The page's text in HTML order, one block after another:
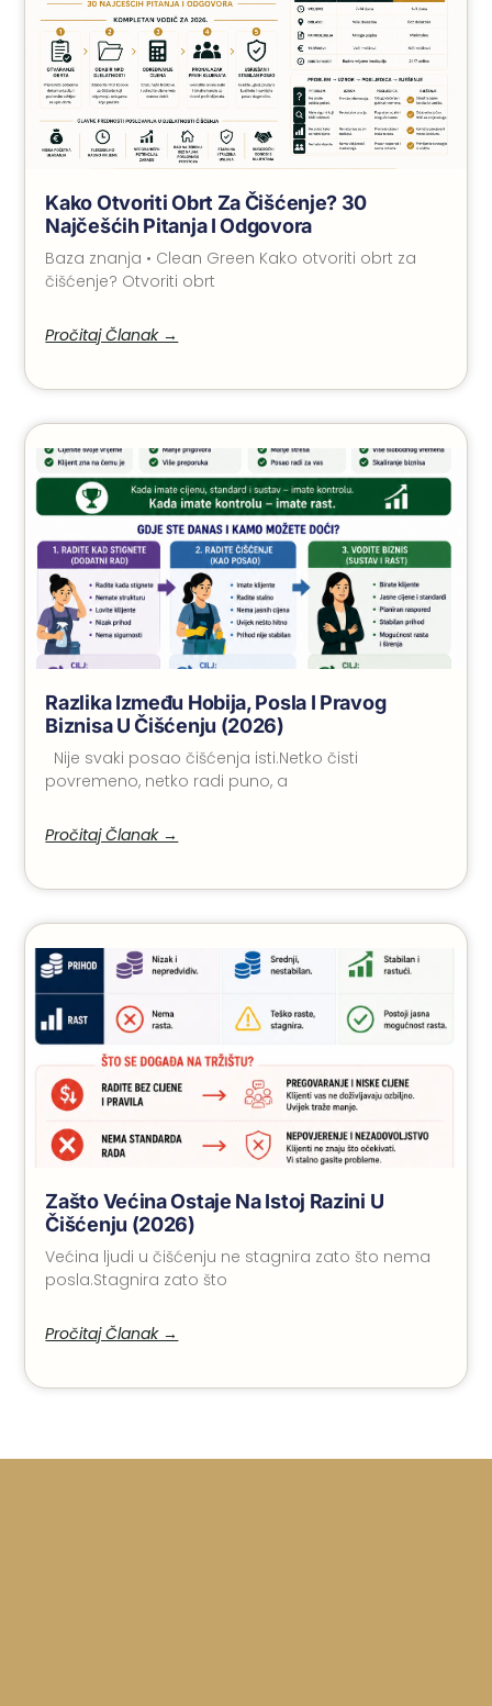
Kako Otvoriti Obrt Za Čišćenje? 30
Najčešćih Pitanja I Odgovora
Baza znanja • Clean Green Kako otvoriti obrt za
čišćenje? Otvoriti obrt
Pročitaj Članak →
Razlika Između Hobija, Posla I Pravog
Biznisa U Čišćenju (2026)
Nije svaki posao čišćenja isti.Netko čisti
povremeno, netko radi puno, a
Pročitaj Članak →
Zašto Većina Ostaje Na Istoj Razini U
Čišćenju (2026)
Većina ljudi u čišćenju ne stagnira zato što nema
posla.Stagnira zato što
Pročitaj Članak →